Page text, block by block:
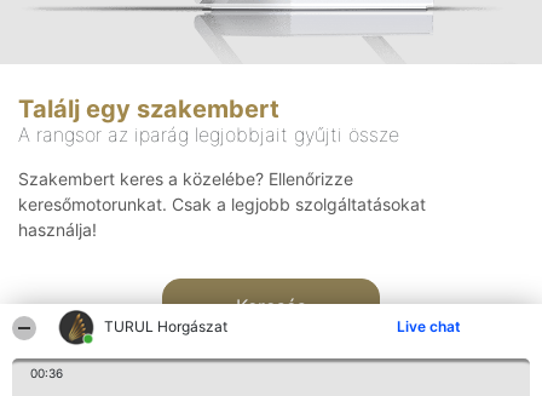
TURUL Horgászat Live chat
00:36
Találj egy szakembert
A rangsor az iparág legjobbjait gyűjti össze
Szakembert keres a közelébe? Ellenőrizze
keresőmotorunkat. Csak a legjobb szolgáltatásokat
használja!
Keresés